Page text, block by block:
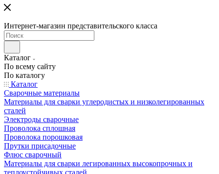
Интернет-магазин представительского класса
Каталог
По всему сайту
По каталогу
Каталог
Сварочные материалы
Материалы для сварки углеродистых и низколегированных
сталей
Электроды сварочные
Проволока сплошная
Проволока порошковая
Прутки присадочные
Флюс сварочный
Материалы для сварки легированных высокопрочных и
теплоустойчивых сталей